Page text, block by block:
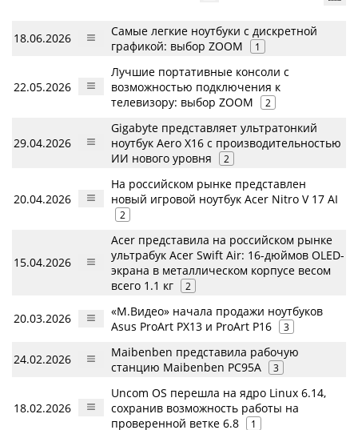
18.06.2026
Самые легкие ноутбуки с дискретной
графикой: выбор ZOOM
1
22.05.2026
Лучшие портативные консоли с
возможностью подключения к
телевизору: выбор ZOOM
2
29.04.2026
Gigabyte представляет ультратонкий
ноутбук Aero X16 с производительностью
ИИ нового уровня
2
20.04.2026
На российском рынке представлен
новый игровой ноутбук Acer Nitro V 17 AI
2
15.04.2026
Acer представила на российском рынке
ультрабук Acer Swift Air: 16-дюймов OLED-
экрана в металлическом корпусе весом
всего 1.1 кг
2
20.03.2026
«М.Видео» начала продажи ноутбуков
Asus ProArt PX13 и ProArt P16
3
24.02.2026
Maibenben представила рабочую
станцию Maibenben PC95A
3
18.02.2026
Uncom OS перешла на ядро Linux 6.14,
сохранив возможность работы на
проверенной ветке 6.8
1